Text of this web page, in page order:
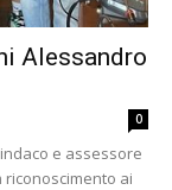
Alessandro
0
e assessore
riconoscimento ai